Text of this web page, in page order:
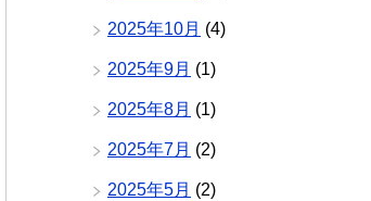
2025年10月 (4)
2025年9月 (1)
2025年8月 (1)
2025年7月 (2)
2025年5月 (2)